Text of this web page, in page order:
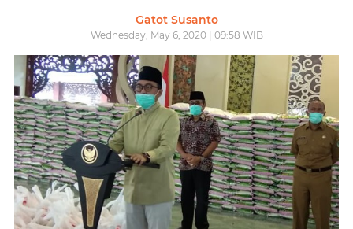
Gatot Susanto
Wednesday, May 6, 2020 | 09:58 WIB